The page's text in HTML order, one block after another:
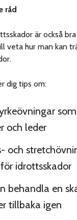
råd
är också
veta hur man kan
dig tips om:
och leder
och
idrottsskador
behandla en
tillbaka igen